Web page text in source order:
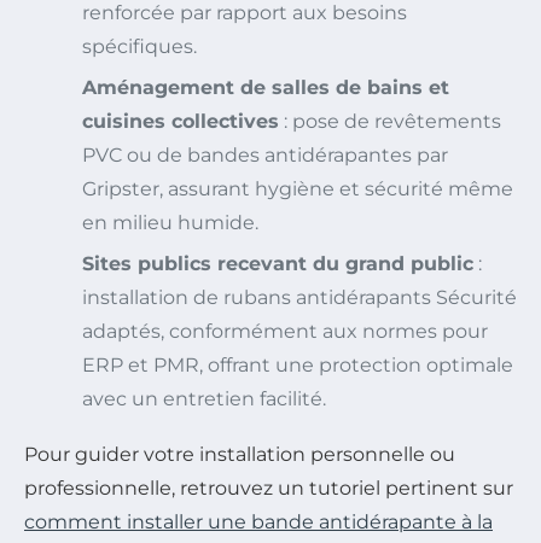
renforcée par rapport aux besoins
spécifiques.
Aménagement de salles de bains et
cuisines collectives : pose de revêtements
PVC ou de bandes antidérapantes par
Gripster, assurant hygiène et sécurité même
en milieu humide.
Sites publics recevant du grand public :
installation de rubans antidérapants Sécurité
adaptés, conformément aux normes pour
ERP et PMR, offrant une protection optimale
avec un entretien facilité.
Pour guider votre installation personnelle ou
professionnelle, retrouvez un tutoriel pertinent sur
comment installer une bande antidérapante à la